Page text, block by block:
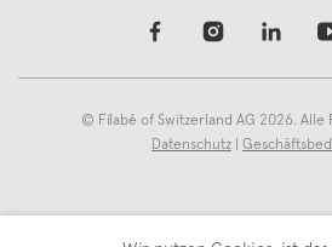
© Filabé of Switzerland AG 2026. Alle
Datenschutz